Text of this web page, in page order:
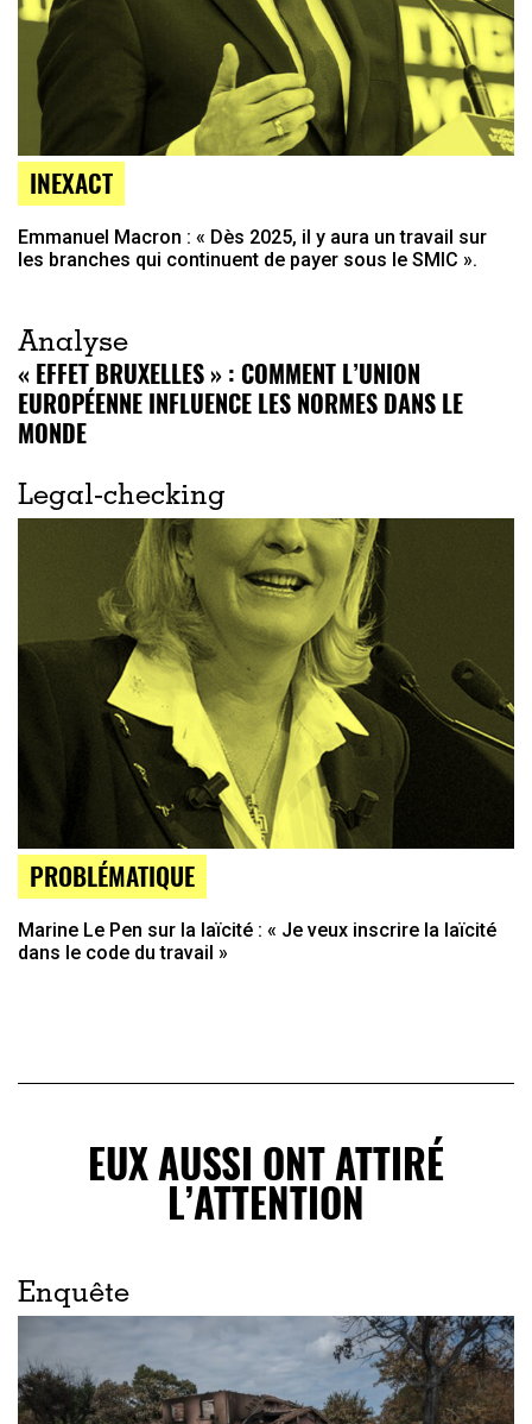
INEXACT
Emmanuel Macron : « Dès 2025, il y aura un travail sur
les branches qui continuent de payer sous le SMIC ».
Analyse
« EFFET BRUXELLES » : COMMENT L’UNION
EUROPÉENNE INFLUENCE LES NORMES DANS LE
MONDE
Legal-checking
PROBLÉMATIQUE
Marine Le Pen sur la laïcité : « Je veux inscrire la laïcité
dans le code du travail »
EUX AUSSI ONT ATTIRÉ
L’ATTENTION
Enquête